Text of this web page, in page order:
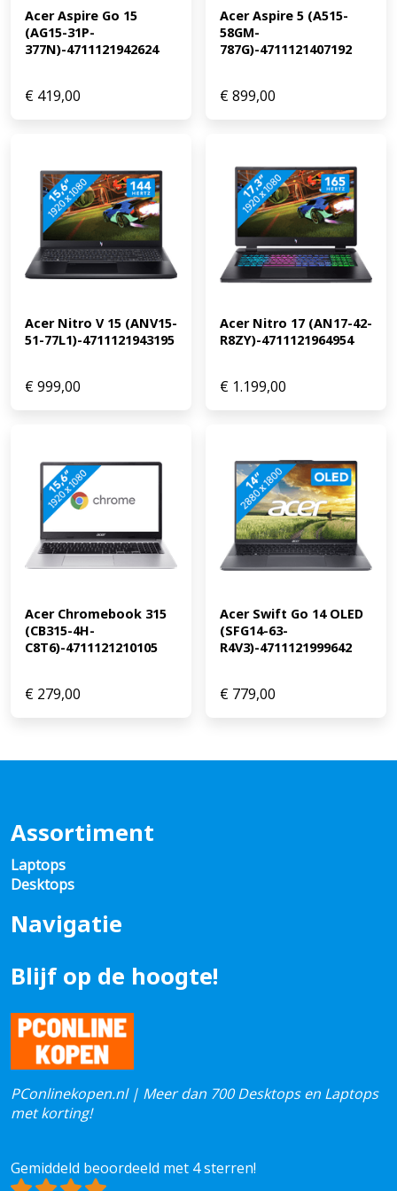
minimaal een i7/Ryzen 7 processor en een
RTX/RX/Quadro videokaart Game design en 3D animatie:
ongeschikt, minimaal een i9/Ryzen 9 processor en een
minimaal RTX 3050 of RX 6500/5500 videokaart Ontvang
Acer Aspire Go 15
(AG15-31P-
377N)-4711121942624
€ 419,00
Acer Aspire 5 (A515-
58GM-
787G)-4711121407192
€899,00
Acer Nitro V 15 (ANV15-
51-77L1)-4711121943195
€999,00
Acer Nitro 17 (AN17-42-
R8ZY)-4711121964954
€ 1.199,00
Acer Chromebook 315
(CB315-4H-
C8T6)-4711121210105
€ 279,00
Acer Swift Go 14 OLED
(SFG14-63-
R4V3)-4711121999642
€ 779,00
Assortiment
Laptops
Desktops
Navigatie
Blijf op de hoogte!
PConlinekopen.nl | Meer dan 700 Desktops en Laptops
met korting!
Gemiddeld beoordeeld met 4 sterren!